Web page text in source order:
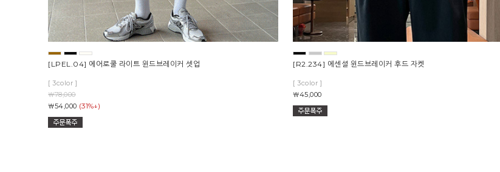
[LPEL.04] 에어로쿨 라이트 윈드브레이커 셋업
[ 3color ]
￦78,000
￦54,000 (31%↓)
[R2.234] 에센셜 윈드브레이커 후드 자켓
[ 3color ]
￦45,000